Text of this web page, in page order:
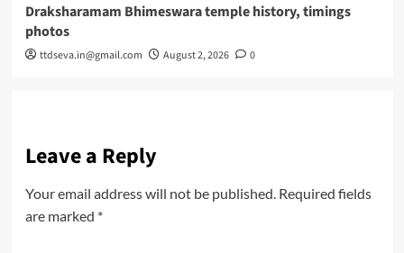
Draksharamam Bhimeswara temple history, timings
photos
ttdseva.in@gmail.com August 2, 2026 0
Leave a Reply
Your email address will not be published. Required fields
are marked *